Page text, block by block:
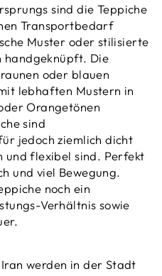
sind die Teppiche
Transportbedarf
Muster oder stilisierte
handgeknüpft. Die
oder blauen
lebhaften Mustern in
Orangetönen
sind
jedoch ziemlich dicht
und flexibel sind. Perfekt
und viel Bewegung.
noch ein
Verhältnis sowie
werden in der Stadt